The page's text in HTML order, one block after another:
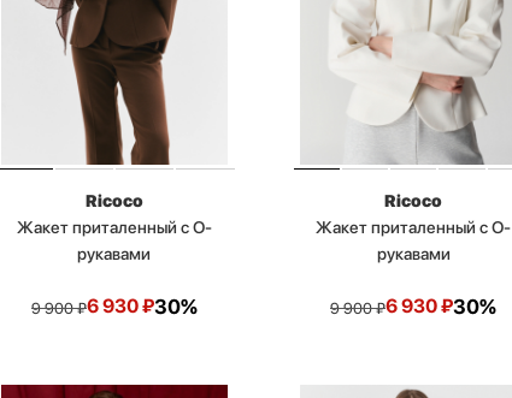
Ricoco
Жакет приталенный с О-
рукавами
9 900₽6 930₽30%
Ricoco
Жакет приталенный с О-
рукавами
9 900₽6 930₽30%